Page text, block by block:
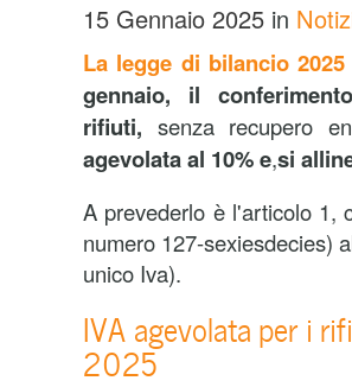
15 Gennaio 2025 in
La legge di bilancio 2025
gennaio,
il
rifiuti, senza recupero
agevolata al 10% e,si
A prevederlo è l'articolo 1,
numero 127-sexiesdecies)
unico Iva).
IVA agevolata per i
2025